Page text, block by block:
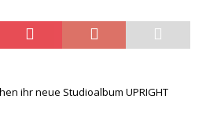
ihr neue Studioalbum UPRIGHT